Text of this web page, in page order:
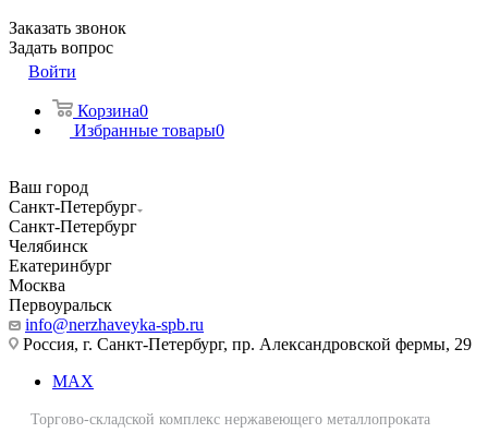
Заказать звонок
Задать вопрос
Войти
Корзина0
Избранные товары0
Ваш город
Санкт-Петербург
Санкт-Петербург
Челябинск
Екатеринбург
Москва
Первоуральск
info@nerzhaveyka-spb.ru
Россия, г. Санкт-Петербург, пр. Александровской фермы, 29
MAX
Торгово-складской комплекс нержавеющего металлопроката